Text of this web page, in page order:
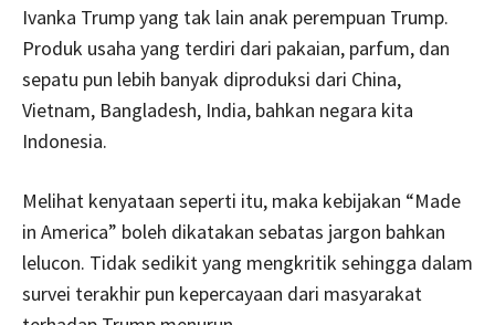
Ivanka Trump yang tak lain anak perempuan Trump.
Produk usaha yang terdiri dari pakaian, parfum, dan
sepatu pun lebih banyak diproduksi dari China,
Vietnam, Bangladesh, India, bahkan negara kita
Indonesia.
Melihat kenyataan seperti itu, maka kebijakan “Made
in America” boleh dikatakan sebatas jargon bahkan
lelucon. Tidak sedikit yang mengkritik sehingga dalam
survei terakhir pun kepercayaan dari masyarakat